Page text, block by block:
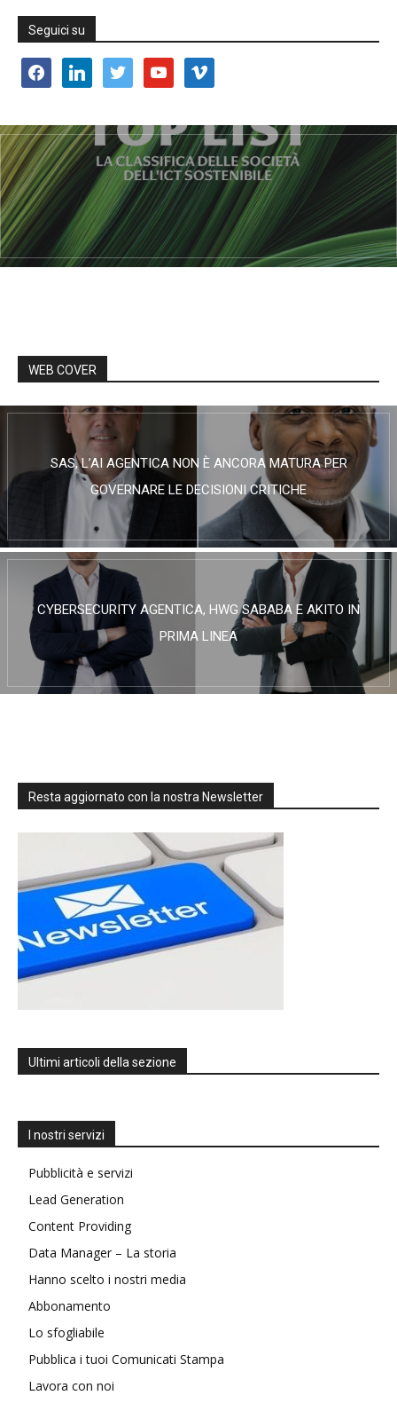
Seguici su
facebooklinkedin twitter youtube vimeo
WEB COVER
SAS, L’AI AGENTICA NON È ANCORA MATURA PER
GOVERNARE LE DECISIONI CRITICHE
CYBERSECURITY AGENTICA, HWG SABABA E AKITO IN
PRIMA LINEA
Resta aggiornato con la nostra Newsletter
Ultimi articoli della sezione
I nostri servizi
Pubblicità e servizi
Lead Generation
Content Providing
Data Manager – La storia
Hanno scelto i nostri media
Abbonamento
Lo sfogliabile
Pubblica i tuoi Comunicati Stampa
Lavora con noi